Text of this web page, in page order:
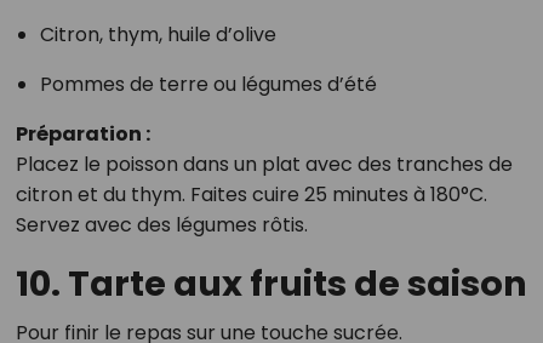
Citron, thym, huile d’olive
Pommes de terre ou légumes d’été
Préparation :
Placez le poisson dans un plat avec des tranches de
citron et du thym. Faites cuire 25 minutes à 180°C.
Servez avec des légumes rôtis.
10. Tarte aux fruits de saison
Pour finir le repas sur une touche sucrée.